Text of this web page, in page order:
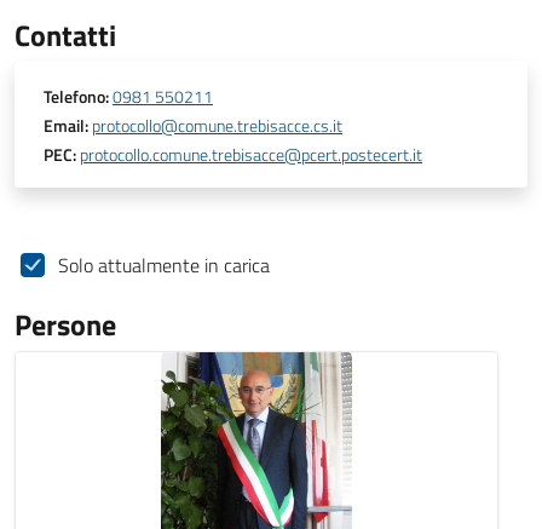
Contatti
Telefono:0981 550211
Email:protocollo@comune.trebisacce.cs.it
PEC:protocollo.comune.trebisacce@pcert.postecert.it
Solo attualmente in carica
Persone